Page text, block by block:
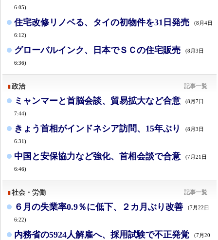
6:05)
住宅改修リノベる、タイの初物件を31日発売 (8月4日
6:12)
グローバルインク、日本でＳＣの住宅販売 (8月3日
6:36)
政治 記事一覧
ミャンマーと首脳会談、貿易拡大など合意 (8月7日
7:44)
きょう首相がインドネシア訪問、15年ぶり (8月3日
6:31)
中国と安保協力など強化、首相会談で合意 (7月21日
6:46)
社会・労働 記事一覧
６月の失業率0.9％に低下、２カ月ぶり改善 (7月22日
6:22)
内務省の5924人解雇へ、採用試験で不正発覚
(7月20